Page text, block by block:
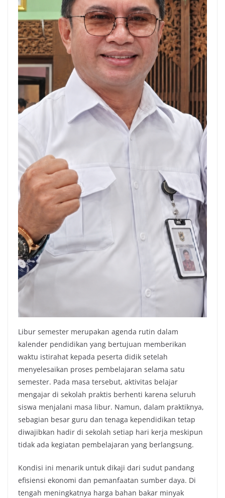
Libur semester merupakan agenda rutin dalam
kalender pendidikan yang bertujuan memberikan
waktu istirahat kepada peserta didik setelah
menyelesaikan proses pembelajaran selama satu
semester. Pada masa tersebut, aktivitas belajar
mengajar di sekolah praktis berhenti karena seluruh
siswa menjalani masa libur. Namun, dalam praktiknya,
sebagian besar guru dan tenaga kependidikan tetap
diwajibkan hadir di sekolah setiap hari kerja meskipun
tidak ada kegiatan pembelajaran yang berlangsung.
Kondisi ini menarik untuk dikaji dari sudut pandang
efisiensi ekonomi dan pemanfaatan sumber daya. Di
tengah meningkatnya harga bahan bakar minyak